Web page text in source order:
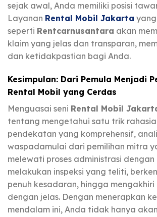
sejak awal, Anda memiliki posisi
Layanan Rental Mobil Jakarta
seperti Rentcarnusantara akan
klaim yang jelas dan transparan,
dan ketidakpastian bagi Anda.
Kesimpulan: Dari Pemula Menjadi
Rental Mobil yang Cerdas
Menguasai seni Rental Mobil
tentang mengetahui satu trik
pendekatan yang komprehensif,
waspadamulai dari pemilihan mitra
melewati proses administrasi
melakukan inspeksi yang teliti,
penuh kesadaran, hingga mengakhiri
dengan jelas. Dengan menerapkan
mendalam ini, Anda tidak hanya akan